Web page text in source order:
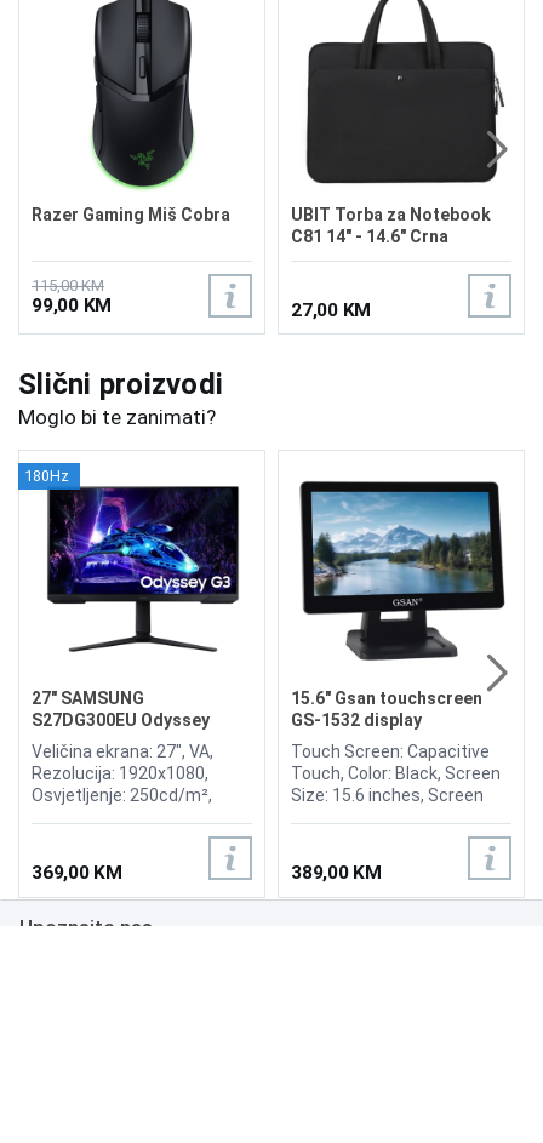
Razer Gaming Miš Cobra
115,00 KM
99,00 KM
UBIT Torba za Notebook
C81 14" - 14.6" Crna
27,00 KM
Slični proizvodi
Moglo bi te zanimati?
180Hz
27" SAMSUNG
S27DG300EU Odyssey
Gaming G3 180Hz Display
Veličina ekrana: 27", VA,
Rezolucija: 1920x1080,
Osvjetljenje: 250cd/m²,
FreeSync, Kontrast: 3.000:1,
Priključci: HDMI 1.4,
DisplayPort 1.4
369,00 KM
15.6" Gsan touchscreen
GS-1532 display
Touch Screen: Capacitive
Touch, Color: Black, Screen
Size: 15.6 inches, Screen
H150°/V130°, Brightness:
Resolution): 1366*768, Input
Power: 12V, 3.0A, Input
389,00 KM
Upoznajte nas